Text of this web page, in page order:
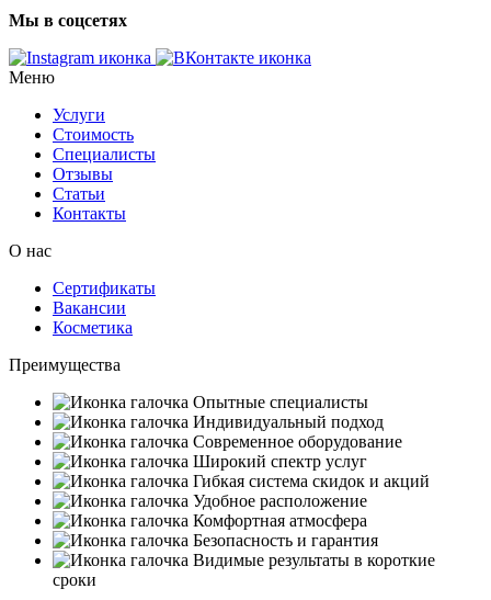
Мы в соцсетях
Меню
Услуги
Стоимость
Специалисты
Отзывы
Статьи
Контакты
О нас
Сертификаты
Вакансии
Косметика
Преимущества
Опытные специалисты
Индивидуальный подход
Современное оборудование
Широкий спектр услуг
Гибкая система скидок и акций
Удобное расположение
Комфортная атмосфера
Безопасность и гарантия
Видимые результаты в короткие
сроки